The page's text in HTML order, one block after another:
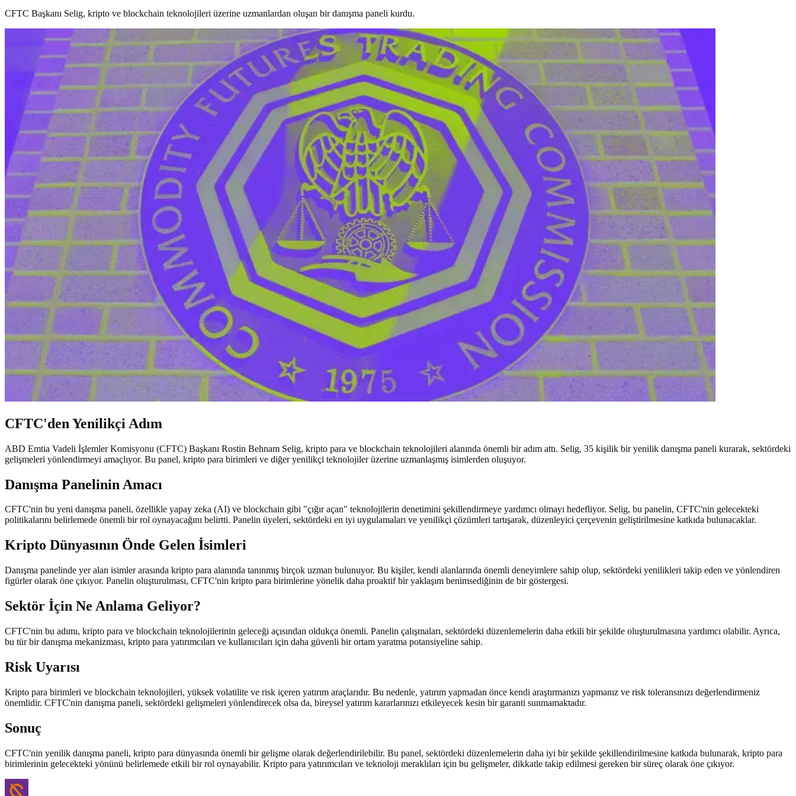
CFTC Başkanı Selig, kripto ve blockchain teknolojileri üzerine uzmanlardan oluşan bir danışma paneli kurdu.
CFTC'den Yenilikçi Adım
ABD Emtia Vadeli İşlemler Komisyonu (CFTC) Başkanı Rostin Behnam Selig, kripto para ve blockchain teknolojileri alanında önemli bir adım attı. Selig, 35 kişilik bir yenilik danışma paneli kurarak, sektördeki
gelişmeleri yönlendirmeyi amaçlıyor. Bu panel, kripto para birimleri ve diğer yenilikçi teknolojiler üzerine uzmanlaşmış isimlerden oluşuyor.
Danışma Panelinin Amacı
CFTC'nin bu yeni danışma paneli, özellikle yapay zeka (AI) ve blockchain gibi "çığır açan" teknolojilerin denetimini şekillendirmeye yardımcı olmayı hedefliyor. Selig, bu panelin, CFTC'nin gelecekteki
politikalarını belirlemede önemli bir rol oynayacağını belirtti. Panelin üyeleri, sektördeki en iyi uygulamaları ve yenilikçi çözümleri tartışarak, düzenleyici çerçevenin geliştirilmesine katkıda bulunacaklar.
Kripto Dünyasının Önde Gelen İsimleri
Danışma panelinde yer alan isimler arasında kripto para alanında tanınmış birçok uzman bulunuyor. Bu kişiler, kendi alanlarında önemli deneyimlere sahip olup, sektördeki yenilikleri takip eden ve yönlendiren
figürler olarak öne çıkıyor. Panelin oluşturulması, CFTC'nin kripto para birimlerine yönelik daha proaktif bir yaklaşım benimsediğinin de bir göstergesi.
Sektör İçin Ne Anlama Geliyor?
CFTC'nin bu adımı, kripto para ve blockchain teknolojilerinin geleceği açısından oldukça önemli. Panelin çalışmaları, sektördeki düzenlemelerin daha etkili bir şekilde oluşturulmasına yardımcı olabilir. Ayrıca,
bu tür bir danışma mekanizması, kripto para yatırımcıları ve kullanıcıları için daha güvenli bir ortam yaratma potansiyeline sahip.
Risk Uyarısı
Kripto para birimleri ve blockchain teknolojileri, yüksek volatilite ve risk içeren yatırım araçlarıdır. Bu nedenle, yatırım yapmadan önce kendi araştırmanızı yapmanız ve risk toleransınızı değerlendirmeniz
önemlidir. CFTC'nin danışma paneli, sektördeki gelişmeleri yönlendirecek olsa da, bireysel yatırım kararlarınızı etkileyecek kesin bir garanti sunmamaktadır.
Sonuç
CFTC'nin yenilik danışma paneli, kripto para dünyasında önemli bir gelişme olarak değerlendirilebilir. Bu panel, sektördeki düzenlemelerin daha iyi bir şekilde şekillendirilmesine katkıda bulunarak, kripto para
birimlerinin gelecekteki yönünü belirlemede etkili bir rol oynayabilir. Kripto para yatırımcıları ve teknoloji meraklıları için bu gelişmeler, dikkatle takip edilmesi gereken bir süreç olarak öne çıkıyor.